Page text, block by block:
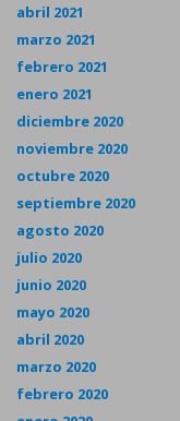
abril 2021
marzo 2021
febrero 2021
enero 2021
diciembre 2020
noviembre 2020
octubre 2020
septiembre 2020
agosto 2020
julio 2020
junio 2020
mayo 2020
abril 2020
marzo 2020
febrero 2020